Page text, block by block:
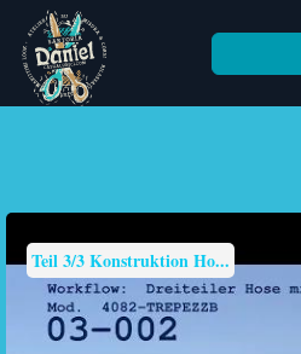
Sprache angegeben oder
Teil 3/3 Konstruktion Ho...